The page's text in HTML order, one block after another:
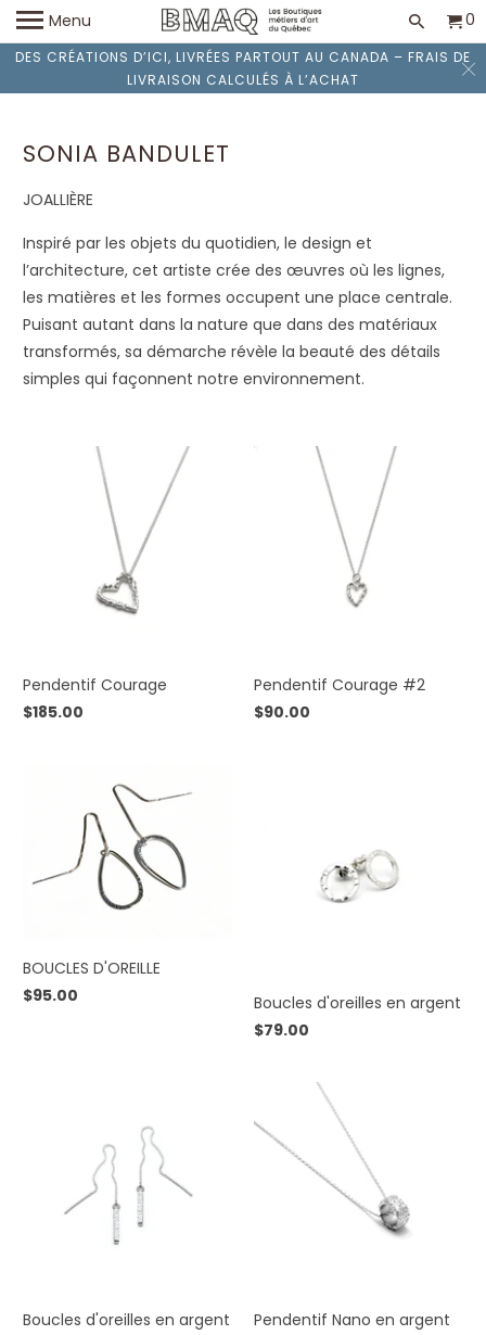
DES CRÉATIONS D’ICI, LIVRÉES PARTOUT AU CANADA – FRAIS DE
LIVRAISON CALCULÉS À L’ACHAT
Menu 0
SONIA BANDULET
JOALLIÈRE
Inspiré par les objets du quotidien, le design et
l’architecture, cet artiste crée des œuvres où les lignes,
les matières et les formes occupent une place centrale.
Puisant autant dans la nature que dans des matériaux
transformés, sa démarche révèle la beauté des détails
simples qui façonnent notre environnement.
Pendentif Courage
$185.00
Pendentif Courage #2
$90.00
BOUCLES D'OREILLE
$95.00
Boucles d'oreilles en argent
$79.00
Boucles d'oreilles en argent
Pendentif Nano en argent